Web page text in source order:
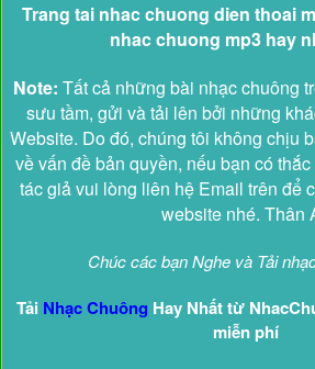
Trang tai nhac chuong dien thoai
nhac chuong mp3 hay
Note: Tất cả những bài nhạc chuông
sưu tầm, gửi và tải lên bởi những
Website. Do đó, chúng tôi không chịu
về vấn đề bản quyền, nếu bạn có
tác giả vui lòng liên hệ Email trên để
website nhé. Thân
Chúc các bạn Nghe và Tải
Tải Nhạc Chuông Hay Nhất từ
miễn phí